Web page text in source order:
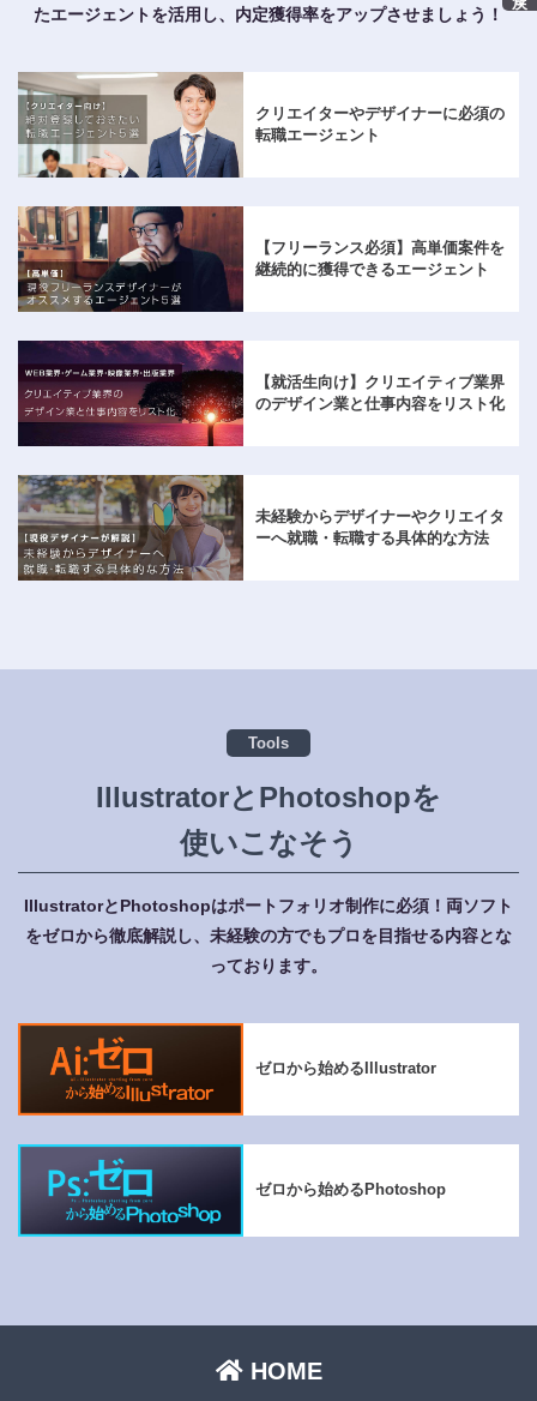
たエージェントを活用し、内定獲得率をアップさせましょう！
クリエイターやデザイナーに必須の
転職エージェント
【フリーランス必須】 高単価案件を
継続的に獲得できるエージェント
【就活生向け】クリエイティブ業界
のデザイン業と仕事内容をリスト化
未経験からデザイナーやクリエイタ
ーへ就職・転職する具体的な方法
Tools
IllustratorとPhotoshopを
使いこなそう
IllustratorとPhotoshopはポートフォリオ制作に必須！ 両ソフト
をゼロから徹底解説し、未経験の方でもプロを目指せる内容とな
っております。
ゼロから始めるIllustrator
ゼロから始めるPhotoshop
HOME